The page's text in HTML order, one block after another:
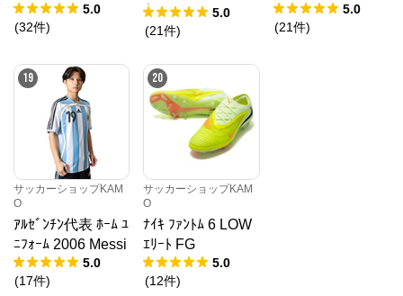
5.0
(32件)
ｲﾄ
5.0
(21件)
5.0
(21件)
19
サッカーショップKAM
O
ｱﾙｾﾞﾝﾁﾝ代表 ﾎｰﾑ ﾕ
ﾆﾌｫｰﾑ 2006 Messi
5.0
(17件)
20
サッカーショップKAM
O
ﾅｲｷ ﾌｧﾝﾄﾑ 6 LOW
ｴﾘｰﾄ FG
5.0
(12件)